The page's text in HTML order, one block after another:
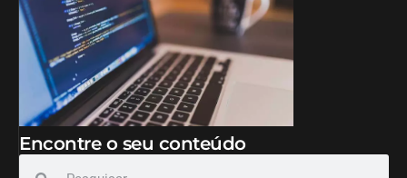
Encontre o seu conteúdo